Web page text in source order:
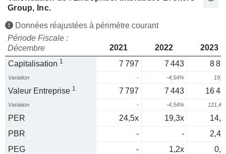
Group, Inc.
Données réajustées à périmètre courant
Période Fiscale :
Décembre
2021 2022
2023
Capitalisation 1 7 797 7 443 8
Variation - -4,54%
Valeur Entreprise 1 7 797 7 443 16
Variation - -4,54%
PER 24,5x 19,3x
PBR
- -
PEG
- 1,2x